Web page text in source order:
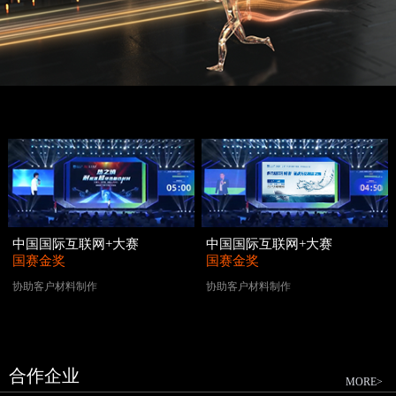
中国国际互联网+大赛
国赛金奖
协助客户材料制作
中国国际互联网+大赛
国赛金奖
协助客户材料制作
合作企业 MORE>